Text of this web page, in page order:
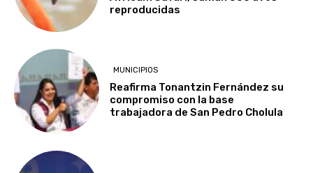
reproducidas
MUNICIPIOS
Reafirma Tonantzin Fernández su
compromiso con la base
trabajadora de San Pedro Cholula